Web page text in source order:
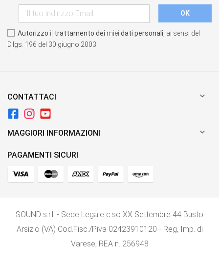
Autorizzo il trattamento dei miei dati personali , ai sensi del
D.lgs. 196 del 30 giugno 2003.
CONTATTACI 
MAGGIORI INFORMAZIONI 
PAGAMENTI SICURI
SOUND s.r.l. - Sede Legale c.so XX Settembre 44 Busto
Arsizio (VA) Cod.Fisc./P.iva 02423910120 - Reg, Imp. di
Varese, REA n. 256948